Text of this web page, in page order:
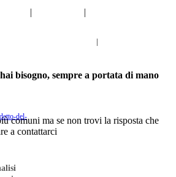
| |
|
bisogno, sempre a portata di mano
comuni ma se non trovi la risposta che
a contattarci